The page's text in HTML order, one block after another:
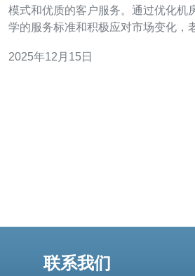
模式和优质的客户服务。通过优化机
学的服务标准和积极应对市场变化，
验，以期为同行提供有益的借鉴。 如何优化机房管理流
2025年12月15日
联系我们